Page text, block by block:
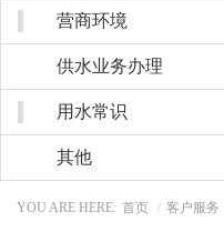
客户服务
营商环境
供水业务办理
用水常识
其他
YOU ARE HERE: 首页 / 客户服务